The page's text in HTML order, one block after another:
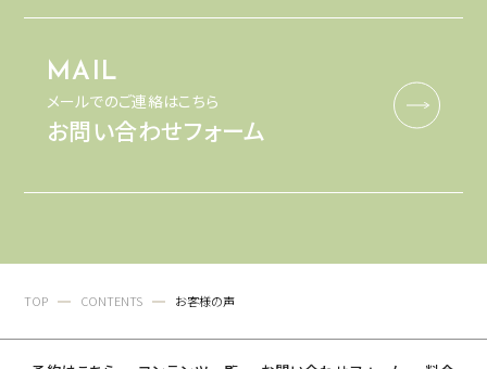
MAIL
メールでのご連絡はこちら
お問い合わせフォーム
TOP CONTENTS お客様の声